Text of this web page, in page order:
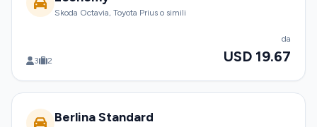
Skoda Octavia, Toyota Prius o simili
3 2
da
USD 19.67
Berlina Standard